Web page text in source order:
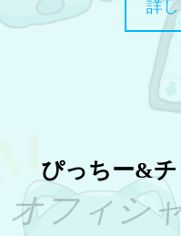
詳
ぴっちー&
オフィシ